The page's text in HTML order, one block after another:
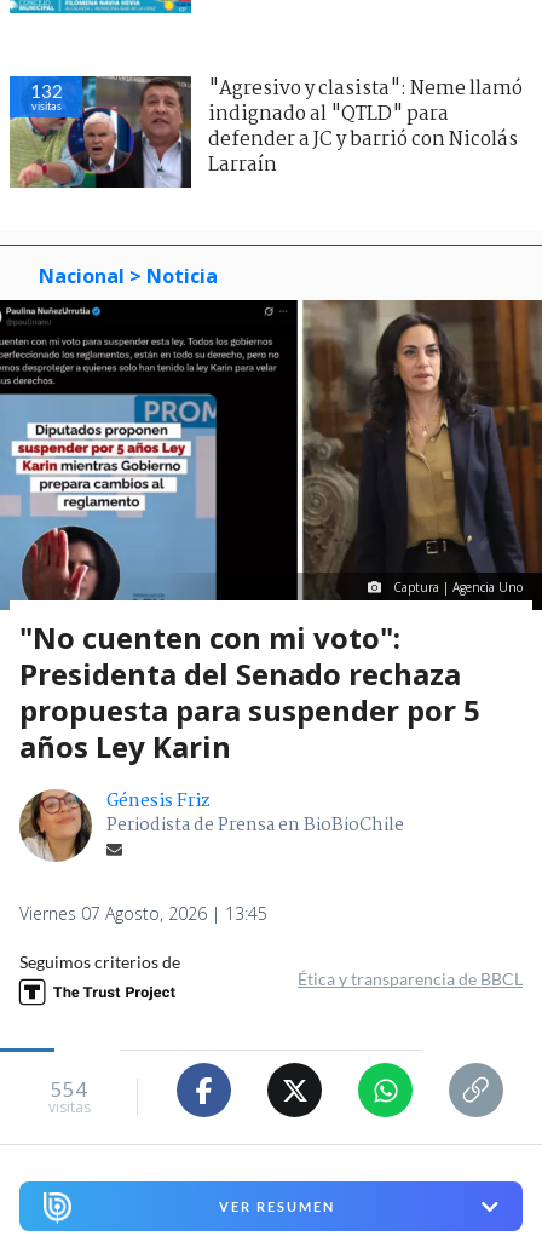
132
visitas
"Agresivo y clasista": Neme llamó
indignado al "QTLD" para
defender a JC y barrió con Nicolás
Larraín
Nacional > Noticia
Captura | Agencia Uno
"No cuenten con mi voto":
Presidenta del Senado rechaza
propuesta para suspender por 5
años Ley Karin
Génesis Friz
Periodista de Prensa en BioBioChile
Viernes 07 Agosto, 2026 | 13:45
Seguimos criterios de
Ética y transparencia de BBCL
554
visitas
VER RESUMEN